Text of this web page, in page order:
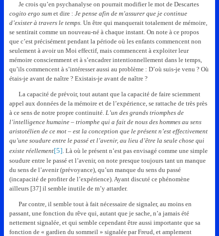
Je crois qu’en psychanalyse on pourrait modifier le mot de Descartes
cogito ergo sumet dire : Je pense afin de m’assurer que je continue
d’exister à travers le temps. Un être qui manquerait totalement de mémoire,
se sentirait comme un nouveau-né à chaque instant. On note à ce propos
que c’est précisément pendant la période où les enfants commencent non
seulement à avoir un Moi effectif, mais commencent à exploiter leur
mémoire consciemment et à s’encadrer intentionnellement dans le temps,
qu’ils commencent à s’intéresser aussi au problème : D’où suis-je venu ? Où
étais-je avant de naître ? Existais-je avant de naître ?
La capacité de prévoir, tout autant que la capacité de faire sciemment
appel aux données de la mémoire et de l’expérience, se rattache de très près
à ce sens de notre propre continuité. L’un des grands triomphes de
l’intelligence humaine – triomphe qui a fait de nous des hommes au sens
aristotélien de ce mot – est la conception que le présent n’est effectivement
qu’une soudure entre le passé et l’avenir, au lieu d’être la seule chose qui
existe réellement[5]. Là où le présent n’est pas envisagé comme une simple
soudure entre le passé et l’avenir, on note presque toujours tant un manque
du sens de l’avenir (prévoyance), qu’un manque du sens du passé
(incapacité de profiter de l’expérience). Ayant discuté ce phénomène
ailleurs [37] il semble inutile de m’y attarder.
Par contre, il semble tout à fait nécessaire de signaler, au moins en
passant, une fonction du rêve qui, autant que je sache, n’a jamais été
nettement signalée, et qui semble cependant être aussi importante que sa
fonction de « gardien du sommeil » signalée par Freud, et amplement